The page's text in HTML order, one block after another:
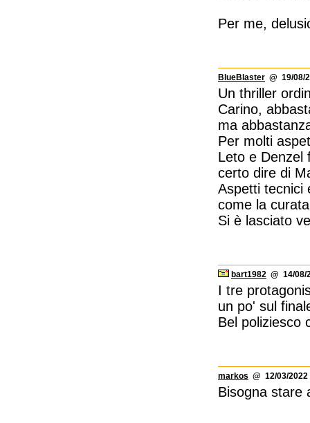
Per me,
BlueBlaster @ 19/08/
Un thriller
Carino,
ma
Per molti
Leto e Denzel
certo dire di
Aspetti tecnici
come la
Si è lasciato
bart1982 @ 14/08/
I tre
un po' sul
Bel poliziesco
markos @ 12/03/
Bisogna stare